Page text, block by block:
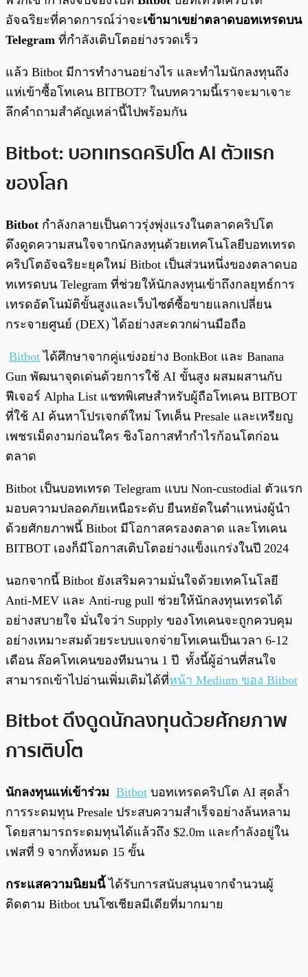
อัจฉริยะที่คาดการณ์ว่าจะเข้ามาเขย่าตลาดบอทเทรดบน
Telegram ที่กำลังเติบโตอย่างรวดเร็ว
แล้ว Bitbot มีการทำงานอย่างไร และทำไมนักลงทุนถึง
แห่เข้าซื้อโทเคน BITBOT? ในบทความนี้เราจะมาเจาะ
ลึกคำถามสำคัญเหล่านี้ไปพร้อมกัน
Bitbot: บอทเทรดคริปโต AI ตัวแรก
ของโลก
Bitbot กำลังกลายเป็นดาวรุ่งพุ่งแรงในตลาดคริปโต
ดึงดูดความสนใจจากนักลงทุนด้วยเทคโนโลยีบอทเทรด
คริปโตอัจฉริยะยุคใหม่ Bitbot เป็นส่วนหนึ่งของตลาดบอ
ทเทรดบน Telegram ที่ช่วยให้นักลงทุนเข้าถึงกลยุทธ์การ
เทรดอัตโนมัติขั้นสูงและเว็บไซต์ซื้อขายแลกเปลี่ยน
กระจายศูนย์ (DEX) ได้อย่างสะดวกผ่านมือถือ
Bitbot ได้ศึกษาจากคู่แข่งอย่าง BonkBot และ Banana
Gun พัฒนาจุดเด่นด้วยการใช้ AI ขั้นสูง ผสมผสานกับ
ฟีเจอร์ Alpha List แชทพิเศษสำหรับผู้ถือโทเคน BITBOT
ที่ใช้ AI ค้นหาโปรเจกต์ใหม่ โทเค็น Presale และเหรียญ
เพชรเม็ดงามก่อนใคร ชิงโอกาสทำกำไรก้อนโตก่อน
ตลาด
Bitbot เป็นบอทเทรด Telegram แบบ Non-custodial ตัวแรก
มอบความปลอดภัยเหนือระดับ ยืนหยัดในตำแหน่งผู้นำ
ด้วยศักยภาพนี้ Bitbot มีโอกาสครองตลาด และโทเคน
BITBOT เองก็มีโอกาสเติบโตอย่างแข็งแกร่งในปี 2024
นอกจากนี้ Bitbot ยังเสริมความมั่นใจด้วยเทคโนโลยี
Anti-MEV และ Anti-rug pull ช่วยให้นักลงทุนเทรดได้
อย่างสบายใจ มั่นใจว่า Supply ของโทเคนจะถูกควบคุม
อย่างเหมาะสมด้วยระบบแจกจ่ายโทเคนเป็นเวลา 6-12
เดือน ล๊อคโทเคนของทีมนาน 1 ปี ทั้งนี้ผู้อ่านที่สนใจ
สามารถเข้าไปอ่านเพิ่มเติมได้ที่หน้า Medium ของ Bitbot
Bitbot ดึงดูดนักลงทุนด้วยศักยภาพ
การเติบโต
นักลงทุนแห่เข้าร่วม Bitbot บอทเทรดคริปโต AI สุดล้ำ
การระดมทุน Presale ประสบความสำเร็จอย่างล้นหลาม
โดยสามารถระดมทุนได้แล้วถึง $2.0m และกำลังอยู่ใน
เฟสที่ 9 จากทั้งหมด 15 ขั้น
กระแสความนิยมนี้ได้รับการสนับสนุนจากจำนวนผู้
ติดตาม Bitbot บนโซเชียลมีเดียที่มากมาย